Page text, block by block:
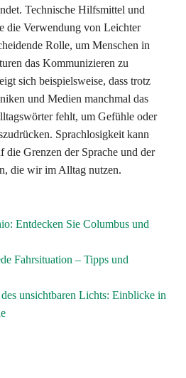
Technische Hilfsmittel und
die Verwendung von Leichter
Rolle, um Menschen in
das Kommunizieren zu
sich beispielsweise, dass trotz
und Medien manchmal das
fehlt, um Gefühle oder
Sprachlosigkeit kann
die Grenzen der Sprache und der
die wir im Alltag nutzen.
Entdecken Sie Columbus und
Fahrsituation – Tipps und
unsichtbaren Lichts: Einblicke in